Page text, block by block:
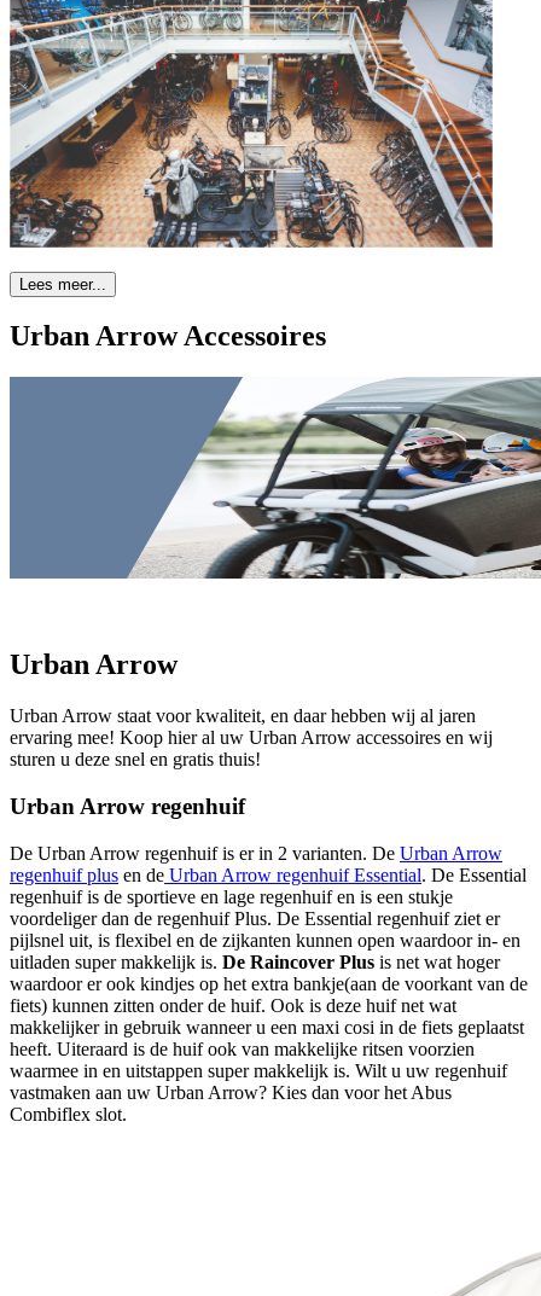
Lees meer...
Urban Arrow Accessoires
Urban Arrow
Urban Arrow staat voor kwaliteit, en daar hebben wij al jaren
ervaring mee! Koop hier al uw Urban Arrow accessoires en wij
sturen u deze snel en gratis thuis!
Urban Arrow regenhuif
De Urban Arrow regenhuif is er in 2 varianten. De Urban Arrow
regenhuif plus en de Urban Arrow regenhuif Essential. De Essential
regenhuif is de sportieve en lage regenhuif en is een stukje
voordeliger dan de regenhuif Plus. De Essential regenhuif ziet er
pijlsnel uit, is flexibel en de zijkanten kunnen open waardoor in- en
uitladen super makkelijk is. De Raincover Plus is net wat hoger
waardoor er ook kindjes op het extra bankje(aan de voorkant van de
fiets) kunnen zitten onder de huif. Ook is deze huif net wat
makkelijker in gebruik wanneer u een maxi cosi in de fiets geplaatst
heeft. Uiteraard is de huif ook van makkelijke ritsen voorzien
waarmee in en uitstappen super makkelijk is. Wilt u uw regenhuif
vastmaken aan uw Urban Arrow? Kies dan voor het Abus
Combiflex slot.